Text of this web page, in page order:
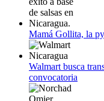
Mamá Gollita, la
Walmart busca
convocatoria